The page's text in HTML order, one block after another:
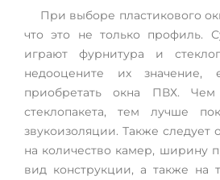
При выборе пластикового
что это не только профиль.
играют фурнитура и
недооцените их
приобретать окна ПВХ.
стеклопакета, тем лучше
звукоизоляции. Также следует
на количество камер, ширину
вид конструкции, а также на